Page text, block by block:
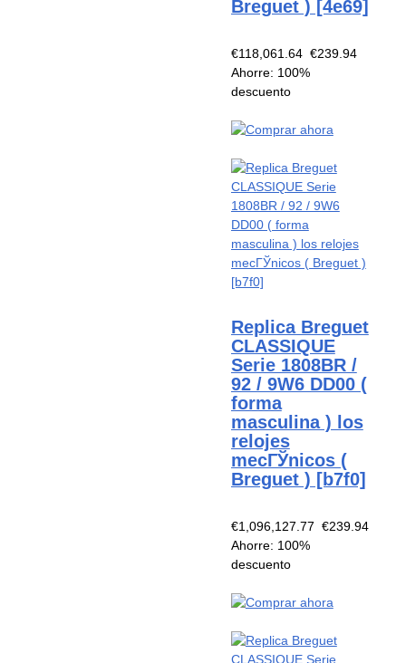
Breguet ) [4e69]
€118,061.64 €239.94
Ahorre: 100%
descuento
Replica Breguet
CLASSIQUE
Serie 1808BR /
92 / 9W6 DD00 (
forma
masculina ) los
relojes
mecГЎnicos (
Breguet ) [b7f0]
€1,096,127.77 €239.94
Ahorre: 100%
descuento